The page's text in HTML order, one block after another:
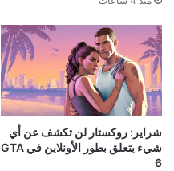
شراير: روكستار لن تكشف عن أي
شيء يتعلق بطور الأونلاين في GTA
6